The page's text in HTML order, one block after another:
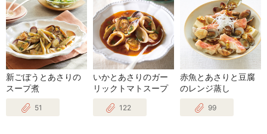
新ごぼうとあさりの
スープ煮
51
いかとあさりのガー
リックトマトスープ
122
赤魚とあさりと豆腐
のレンジ蒸し
99